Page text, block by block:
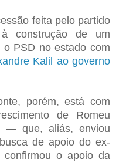
feita pelo partido
construção de um
o PSD no estado com
Kalil ao governo
porém, está com
de Romeu
— que, aliás, enviou
de apoio do ex-
confirmou o apoio da